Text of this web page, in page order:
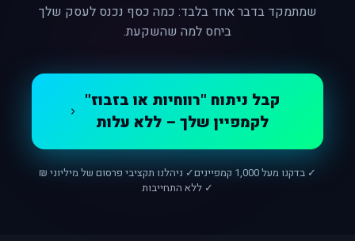
שמתמקד בדבר אחד בלבד: כמה כסף נכנס לעסק שלך
ביחס למה שהשקעת.
קבל ניתוח "רווחיות או בזבוז"
לקמפיין שלך – ללא עלות
✓ בדקנו מעל 1,000 קמפיינים
✓ ניהלנו תקציבי פרסום של מיליוני ₪
✓ ללא התחייבות